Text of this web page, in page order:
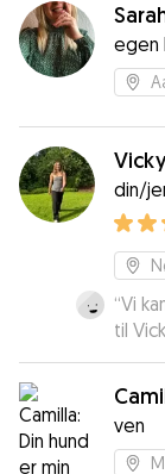
egen
din/
“Vi
til
fyldt
have
ven